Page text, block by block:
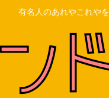
有名人のあれやこれや